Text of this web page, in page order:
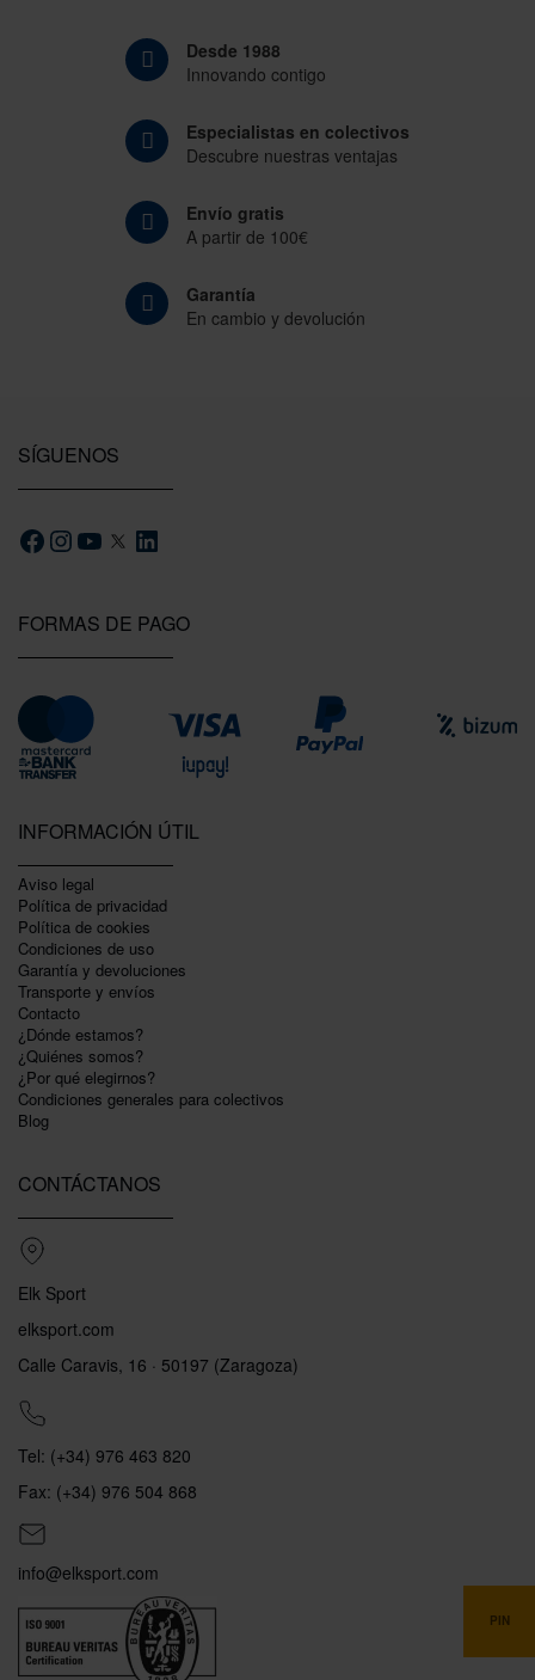
Desde 1988
Innovando contigo
Especialistas en colectivos
Descubre nuestras ventajas
Envío gratis
A partir de 100€
Garantía
En cambio y devolución
FORMAS DE PAGO
INFORMACIÓN ÚTIL
Aviso legal
Política de privacidad
Polí­tica de cookies
Condiciones de uso
Garantí­a y devoluciones
Transporte y envíos
Contacto
¿Dónde estamos?
¿Quiénes somos?
¿Por qué elegirnos?
Condiciones generales para colectivos
Blog
CONTÁCTANOS
Elk Sport
elksport.com
Calle Caravis, 16 · 50197 (Zaragoza)
Tel: (+34) 976 463 820
Fax: (+34) 976 504 868
info@elksport.com
SÍGUENOS
PIN